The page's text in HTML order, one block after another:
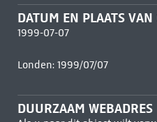
DATUM EN PLAATS
1999-07-07
Londen: 1999/07/07
DUURZAAM WEBADRES